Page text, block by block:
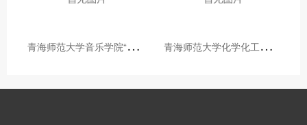
青
海师范大学音乐学院“青舞华章”本科舞蹈专业中期汇报圆满落幕 青
海师范大学化学化工学院开展铸牢中华民族共同体意识大讲堂活动